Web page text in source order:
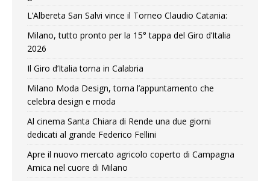
L’Albereta San Salvi vince il Torneo Claudio Catania:
Milano, tutto pronto per la 15° tappa del Giro d’Italia
2026
Il Giro d’Italia torna in Calabria
Milano Moda Design, torna l’appuntamento che
celebra design e moda
Al cinema Santa Chiara di Rende una due giorni
dedicati al grande Federico Fellini
Apre il nuovo mercato agricolo coperto di Campagna
Amica nel cuore di Milano